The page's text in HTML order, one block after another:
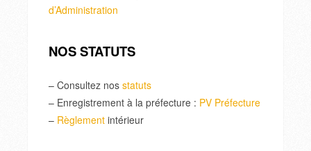
d’Administration
NOS STATUTS
– Consultez nos statuts
– Enregistrement à la préfecture : PV Préfecture
– Règlement intérieur